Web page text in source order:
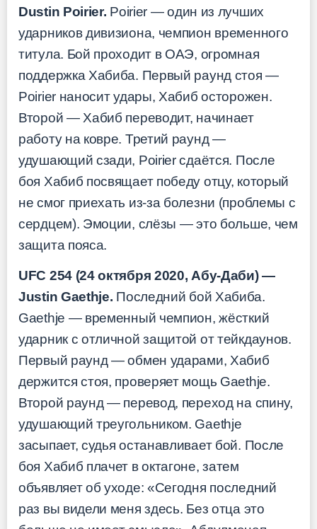
Dustin Poirier. Poirier — один из лучших
ударников дивизиона, чемпион временного
титула. Бой проходит в ОАЭ, огромная
поддержка Хабиба. Первый раунд стоя —
Poirier наносит удары, Хабиб осторожен.
Второй — Хабиб переводит, начинает
работу на ковре. Третий раунд —
удушающий сзади, Poirier сдаётся. После
боя Хабиб посвящает победу отцу, который
не смог приехать из-за болезни (проблемы с
сердцем). Эмоции, слёзы — это больше, чем
защита пояса.
UFC 254 (24 октября 2020, Абу-Даби) —
Justin Gaethje. Последний бой Хабиба.
Gaethje — временный чемпион, жёсткий
ударник с отличной защитой от тейкдаунов.
Первый раунд — обмен ударами, Хабиб
держится стоя, проверяет мощь Gaethje.
Второй раунд — перевод, переход на спину,
удушающий треугольником. Gaethje
засыпает, судья останавливает бой. После
боя Хабиб плачет в октагоне, затем
объявляет об уходе: «Сегодня последний
раз вы видели меня здесь. Без отца это